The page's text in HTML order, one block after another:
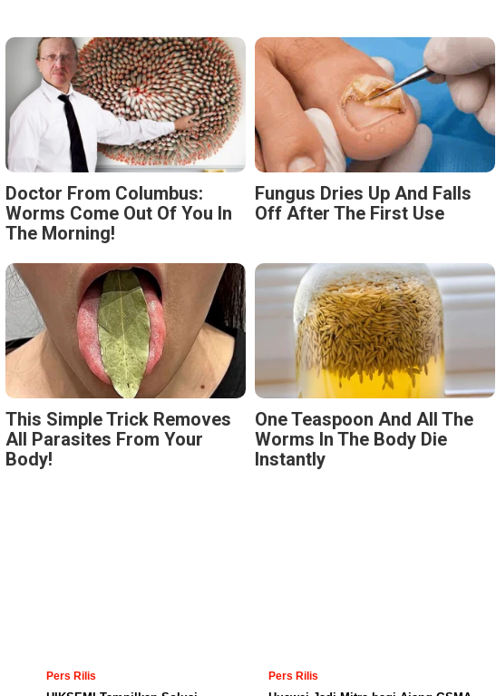
Doctor From Columbus:
Worms Come Out Of You In
The Morning!
Fungus Dries Up And Falls
Off After The First Use
This Simple Trick Removes
All Parasites From Your
Body!
One Teaspoon And All The
Worms In The Body Die
Instantly
Pers Rilis Pers Rilis